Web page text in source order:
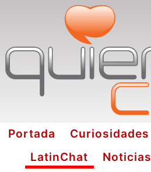
Portada Curiosidades
LatinChat
Noticias